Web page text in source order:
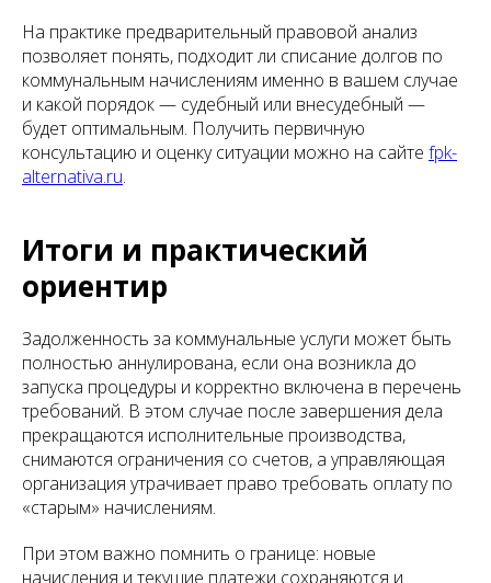
На практике предварительный правовой анализ
позволяет понять, подходит ли списание долгов по
коммунальным начислениям именно в вашем случае
и какой порядок — судебный или внесудебный —
будет оптимальным. Получить первичную
консультацию и оценку ситуации можно на сайте fpk-
alternativa.ru.
Итоги и практический
ориентир
Задолженность за коммунальные услуги может быть
полностью аннулирована, если она возникла до
запуска процедуры и корректно включена в перечень
требований. В этом случае после завершения дела
прекращаются исполнительные производства,
снимаются ограничения со счетов, а управляющая
организация утрачивает право требовать оплату по
«старым» начислениям.
При этом важно помнить о границе: новые
начисления и текущие платежи сохраняются и